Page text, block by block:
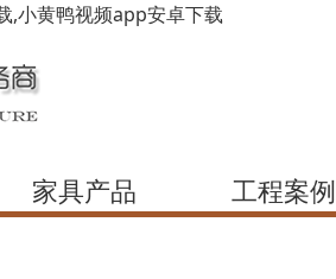
,小黄鸭视频app安卓下载
家具产品 工程案例